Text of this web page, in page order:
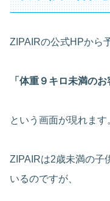
ZIPAIRの公式HPから
「体重９キロ未満の
という画面が現れます
ZIPAIRは2歳未満の子
いるのですが、